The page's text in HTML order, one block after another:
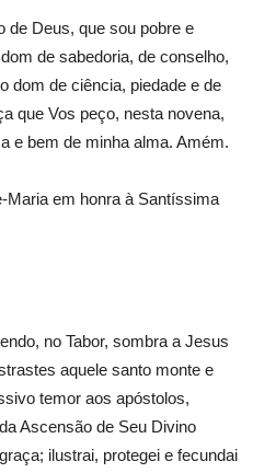
de Deus, que sou pobre e
de sabedoria, de conselho,
dom de ciência, piedade e de
que Vos peço, nesta novena,
e bem de minha alma. Amém.
Maria em honra à Santíssima
no Tabor, sombra a Jesus
aquele santo monte e
temor aos apóstolos,
Ascensão de Seu Divino
ilustrai, protegei e fecundai